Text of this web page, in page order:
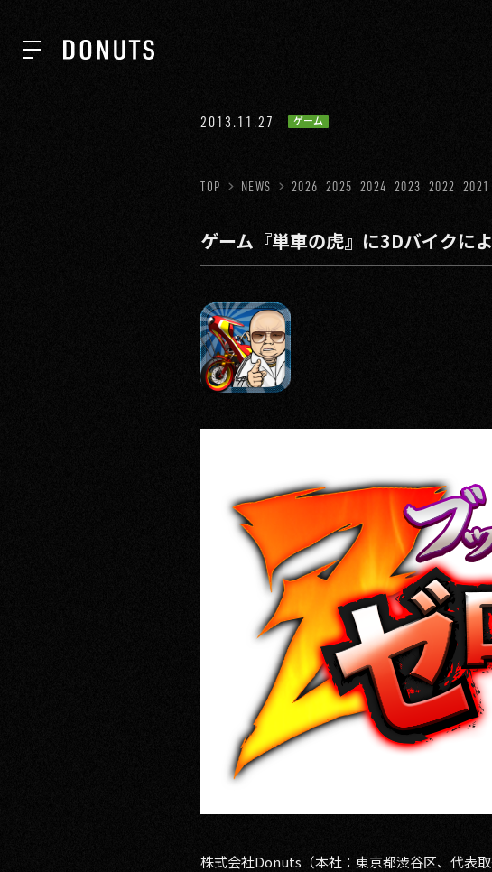
ABOUT
SERVICES
GROUP
CONTACT
2013.11.27 ゲーム
TOP NEWS 2026 2025 2024 2023 2022 2021
ゲーム『単車の虎』に3Dバイクに
株式会社Donuts（本社：東京都渋谷区、代表